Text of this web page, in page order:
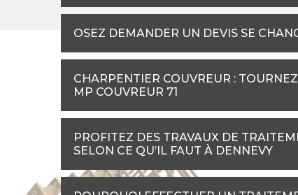
OSEZ DEMANDER UN DEVIS SE
CHARPENTIER COUVREUR :
MP COUVREUR 71
PROFITEZ DES TRAVAUX DE
SELON CE QU’IL FAUT À DENNEVY